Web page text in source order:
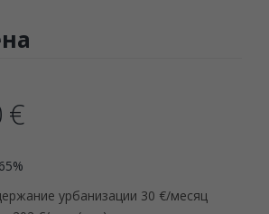
€
урбанизации 30 €/месяц